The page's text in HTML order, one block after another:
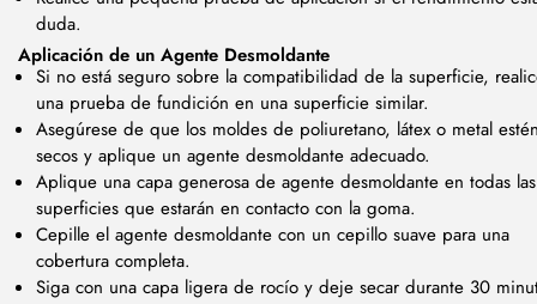
duda.
Aplicación de un Agente Desmoldante
Si no está seguro sobre la compatibilidad de la superficie,
una prueba de fundición en una superficie similar.
Asegúrese de que los moldes de poliuretano, látex o metal
secos y aplique un agente desmoldante adecuado.
Aplique una capa generosa de agente desmoldante en todas las
superficies que estarán en contacto con la goma.
Cepille el agente desmoldante con un cepillo suave para una
cobertura completa.
Siga con una capa ligera de rocío y deje secar durante 30